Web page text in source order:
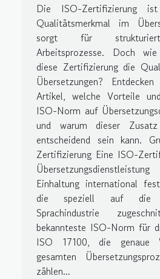
Die ISO-Zertifizierung
Qualitätsmerkmal im
sorgt für
Arbeitsprozesse. Doch
diese Zertifizierung die
Übersetzungen?
Artikel, welche Vorteile
ISO-Norm auf
und warum dieser
entscheidend sein kann.
Zertifizierung Eine ISO-
Einhaltung international
die speziell auf die
Sprachindustrie
bekannteste ISO-Norm für
ISO 17100, die genaue
gesamten
zählen...